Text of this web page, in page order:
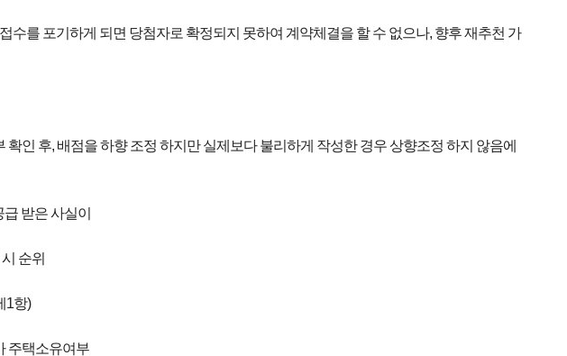
수를 포기하게 되면 당첨자로 확정되지 못하여 계약체결을 할 수 없으나, 향후 재추천 가
인 후, 배점을 하향 조정 하지만 실제보다 불리하게 작성한 경우 상향조정 하지 않음에
받은 사실이
순위
1항)
주택소유여부